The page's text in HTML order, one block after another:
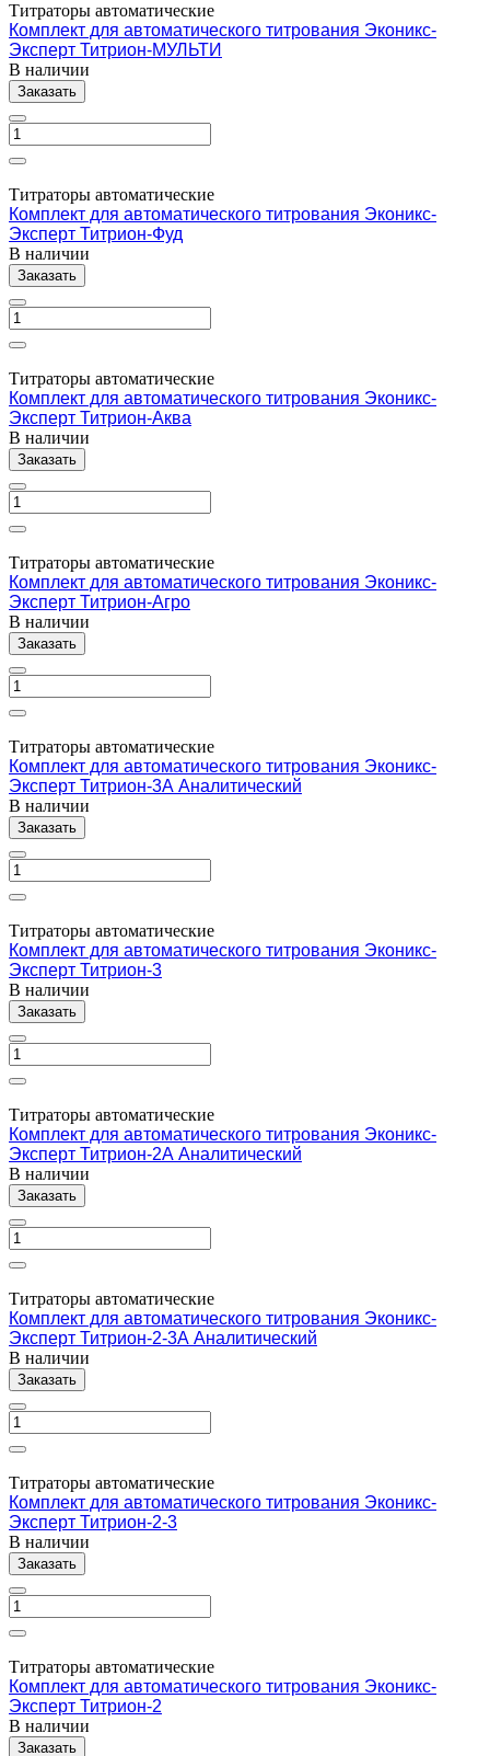
Титраторы автоматические
Комплект для автоматического титрования Эконикс-
Эксперт Титрион-МУЛЬТИ
В наличии
Заказать
Титраторы автоматические
Комплект для автоматического титрования Эконикс-
Эксперт Титрион-Фуд
В наличии
Заказать
Титраторы автоматические
Комплект для автоматического титрования Эконикс-
Эксперт Титрион-Аква
В наличии
Заказать
Титраторы автоматические
Комплект для автоматического титрования Эконикс-
Эксперт Титрион-Агро
В наличии
Заказать
Титраторы автоматические
Комплект для автоматического титрования Эконикс-
Эксперт Титрион-3А Аналитический
В наличии
Заказать
Титраторы автоматические
Комплект для автоматического титрования Эконикс-
Эксперт Титрион-3
В наличии
Заказать
Титраторы автоматические
Комплект для автоматического титрования Эконикс-
Эксперт Титрион-2А Аналитический
В наличии
Заказать
Титраторы автоматические
Комплект для автоматического титрования Эконикс-
Эксперт Титрион-2-3А Аналитический
В наличии
Заказать
Титраторы автоматические
Комплект для автоматического титрования Эконикс-
Эксперт Титрион-2-3
В наличии
Заказать
Титраторы автоматические
Комплект для автоматического титрования Эконикс-
Эксперт Титрион-2
В наличии
Заказать